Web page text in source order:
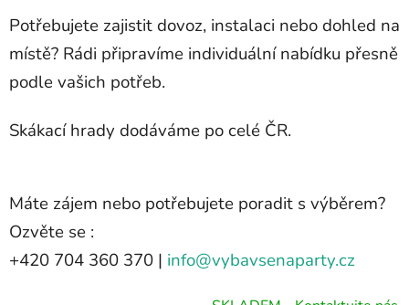
Potřebujete zajistit dovoz, instalaci nebo dohled na
místě? Rádi připravíme individuální nabídku přesně
podle vašich potřeb.
Skákací hrady dodáváme po celé ČR.
Máte zájem nebo potřebujete poradit s výběrem?
Ozvěte se :
+420 704 360 370 | info@vybavsenaparty.cz